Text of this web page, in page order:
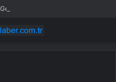
Yaralı